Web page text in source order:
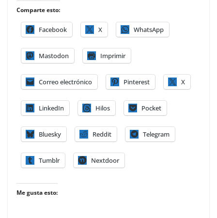
Comparte esto:
Facebook X WhatsApp
Mastodon Imprimir
Correo electrónico Pinterest X
LinkedIn Hilos Pocket
Bluesky Reddit Telegram
Tumblr Nextdoor
Me gusta esto: